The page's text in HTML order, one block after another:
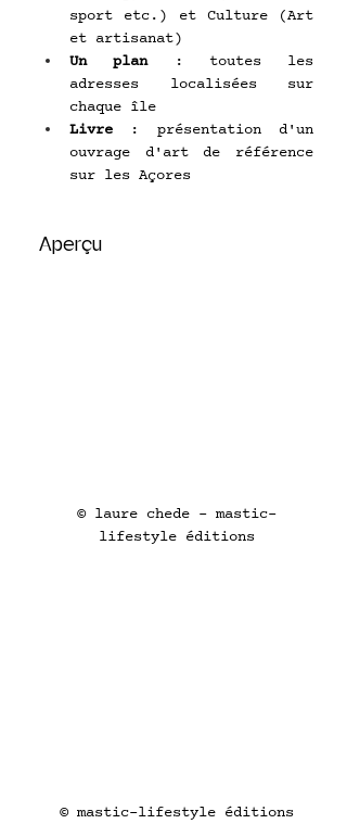
sport etc.) et Culture
(Art
et artisanat)
Un plan : toutes les
adresses localisées sur
chaque île
Livre : présentation d'un
ouvrage d'art de référence
sur les Açores
Aperçu
© laure chede - mastic-
lifestyle éditions
© mastic-lifestyle éditions